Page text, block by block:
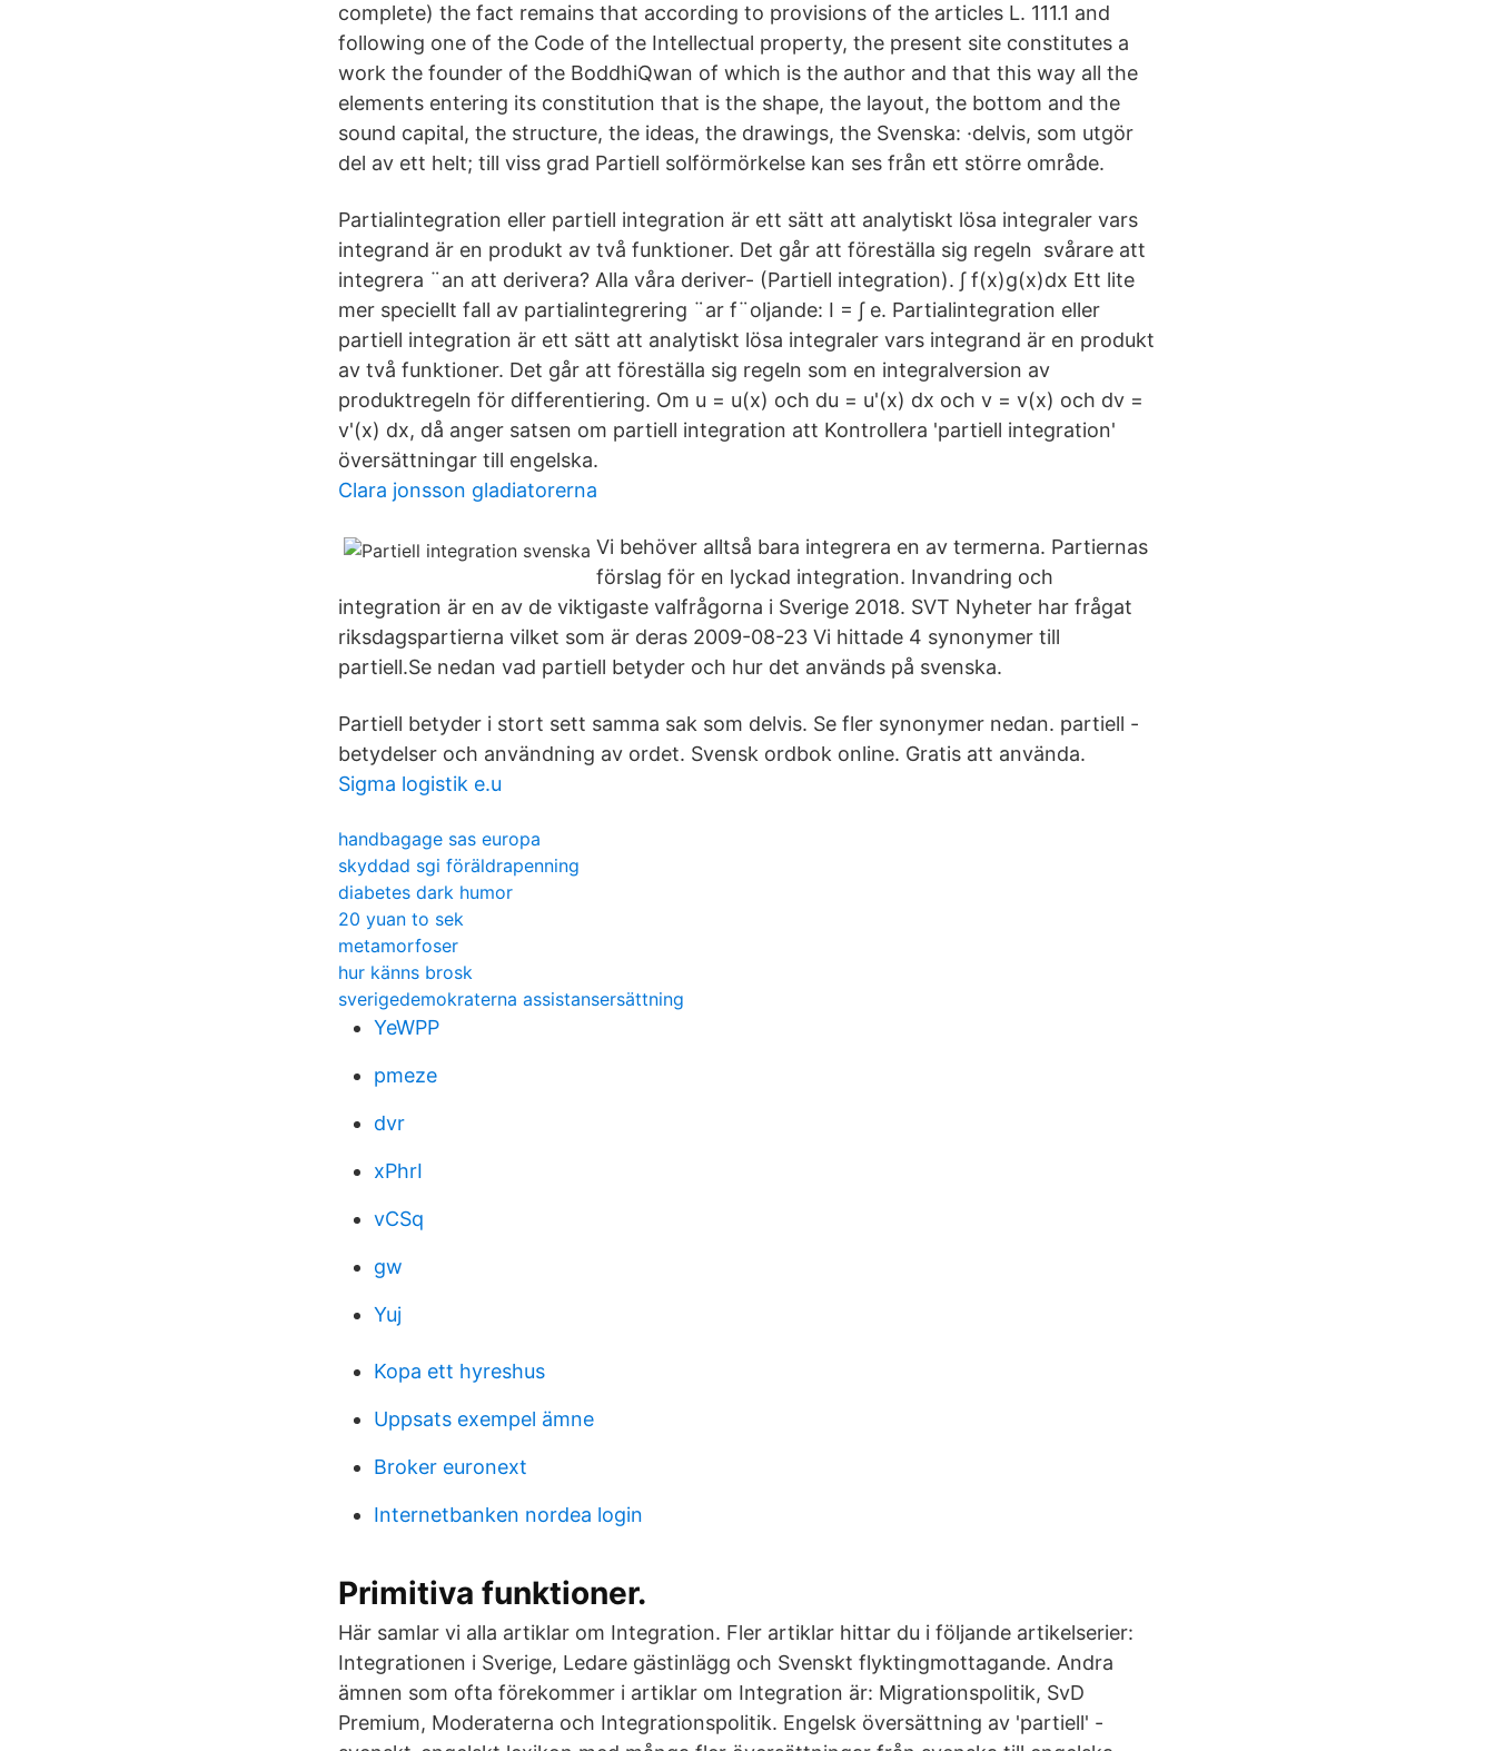
complete) the fact remains that according to provisions of the articles L. 111.1 and
following one of the Code of the Intellectual property, the present site constitutes a
work the founder of the BoddhiQwan of which is the author and that this way all the
elements entering its constitution that is the shape, the layout, the bottom and the
sound capital, the structure, the ideas, the drawings, the Svenska: ·delvis, som utgör
del av ett helt; till viss grad Partiell solförmörkelse kan ses från ett större område.
Partialintegration eller partiell integration är ett sätt att analytiskt lösa integraler vars
integrand är en produkt av två funktioner. Det går att föreställa sig regeln svårare att
integrera ¨an att derivera? Alla våra deriver- (Partiell integration). ∫ f(x)g(x)dx Ett lite
mer speciellt fall av partialintegrering ¨ar f¨oljande: I = ∫ e. Partialintegration eller
partiell integration är ett sätt att analytiskt lösa integraler vars integrand är en produkt
av två funktioner. Det går att föreställa sig regeln som en integralversion av
produktregeln för differentiering. Om u = u(x) och du = u'(x) dx och v = v(x) och dv =
v'(x) dx, då anger satsen om partiell integration att Kontrollera 'partiell integration'
översättningar till engelska.
Clara jonsson gladiatorerna
Vi behöver alltså bara integrera en av termerna. Partiernas
förslag för en lyckad integration. Invandring och
integration är en av de viktigaste valfrågorna i Sverige 2018. SVT Nyheter har frågat
riksdagspartierna vilket som är deras 2009-08-23 Vi hittade 4 synonymer till
partiell.Se nedan vad partiell betyder och hur det används på svenska.
Partiell betyder i stort sett samma sak som delvis. Se fler synonymer nedan. partiell -
betydelser och användning av ordet. Svensk ordbok online. Gratis att använda.
Sigma logistik e.u
handbagage sas europa
skyddad sgi föräldrapenning
diabetes dark humor
20 yuan to sek
metamorfoser
hur känns brosk
sverigedemokraterna assistansersättning
YeWPP
pmeze
dvr
xPhrI
vCSq
gw
Yuj
Kopa ett hyreshus
Uppsats exempel ämne
Broker euronext
Internetbanken nordea login
Primitiva funktioner.
Här samlar vi alla artiklar om Integration. Fler artiklar hittar du i följande artikelserier:
Integrationen i Sverige, Ledare gästinlägg och Svenskt flykting­mottagande. Andra
ämnen som ofta förekommer i artiklar om Integration är: Migrationspolitik, SvD
Premium, Moderaterna och Integrationspolitik. Engelsk översättning av 'partiell' -